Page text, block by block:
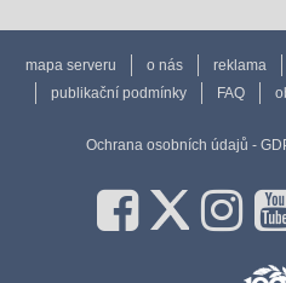
mapa serveru o nás reklama
publikační podmínky
FAQ
Ochrana osobních údajů -